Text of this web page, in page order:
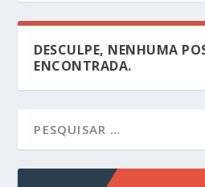
DESCULPE, NENHUMA
ENCONTRADA.